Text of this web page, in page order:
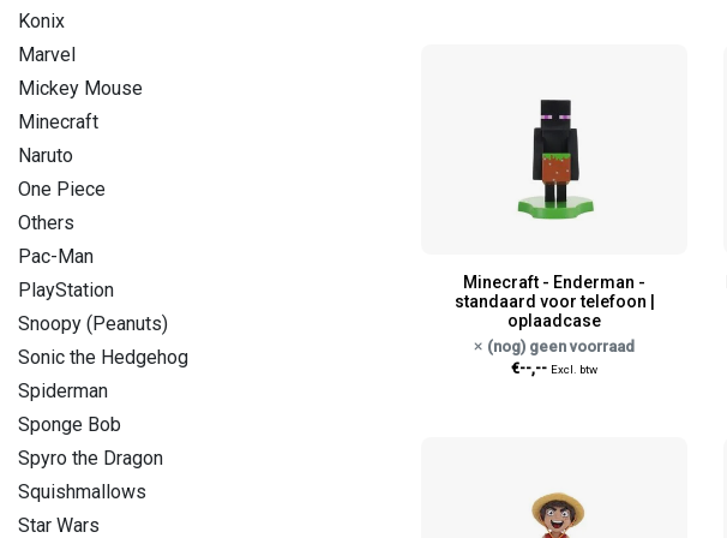
Konix
Marvel
Mickey Mouse
Minecraft
Naruto
One Piece
Others
Pac-Man
PlayStation
Snoopy (Peanuts)
Sonic the Hedgehog
Spiderman
Sponge Bob
Spyro the Dragon
Squishmallows
Star Wars
Minecraft - Enderman -
standaard voor telefoon |
oplaadcase
(nog) geen voorraad
€--,-- Excl. btw